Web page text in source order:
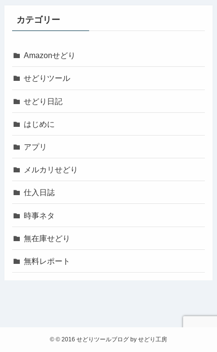
カテゴリー
Amazonせどり
せどりツール
せどり日記
はじめに
アプリ
メルカリせどり
仕入日誌
時事ネタ
無在庫せどり
無料レポート
© © 2016 せどりツールブログ by せどり工房